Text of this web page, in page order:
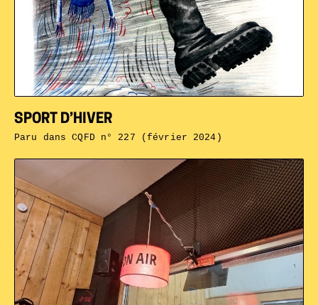
SPORT D’HIVER
Paru dansCQFD n° 227 (février 2024)